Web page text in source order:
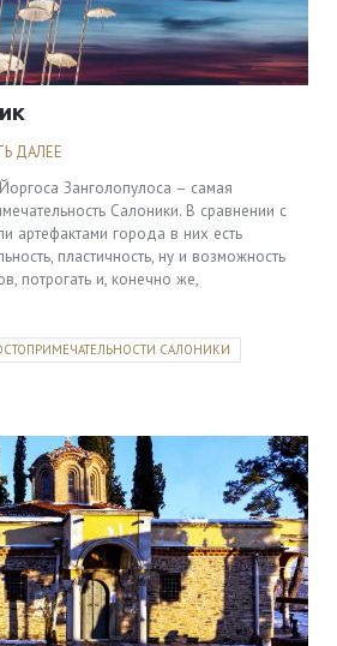
ДАЛЕЕ
Занголопулоса – самая
Салоники. В сравнении с
артефактами города в них есть
пластичность, ну и возможность
потрогать и, конечно же,
САЛОНИКИ